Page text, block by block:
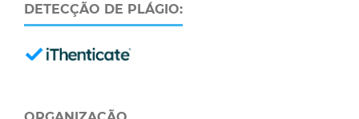
DETECÇÃO DE PLÁGIO: